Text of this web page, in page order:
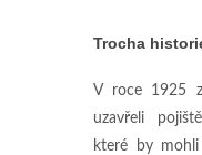
Trocha
V roce 1925
uzavřeli
které by